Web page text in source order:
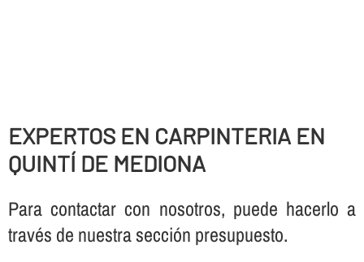
EXPERTOS EN CARPINTERIA EN
QUINTÍ DE MEDIONA
Para contactar con nosotros, puede hacerlo a
través de nuestra sección presupuesto.